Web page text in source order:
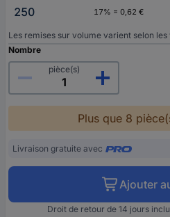
250
17% = 0,62 €
Les remises sur volume varient selon les
Nombre
pièce(s)
Plus que 8
Livraison gratuite avec
Ajouter
Droit de retour de 14 jours